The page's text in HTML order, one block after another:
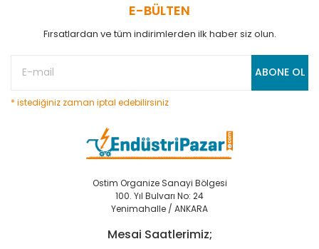
E-BÜLTEN
Fırsatlardan ve tüm indirimlerden ilk haber siz olun.
ABONE OL
* istediğiniz zaman iptal edebilirsiniz
Ostim Organize Sanayi Bölgesi
100. Yıl Bulvarı No: 24
Yenimahalle / ANKARA
Mesai Saatlerimiz;